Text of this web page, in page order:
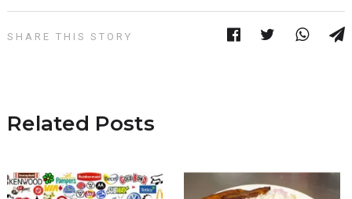
SHARE THIS STORY
Related Posts